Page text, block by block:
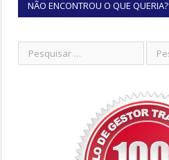
NÃO ENCONTROU O QUE QUERIA?